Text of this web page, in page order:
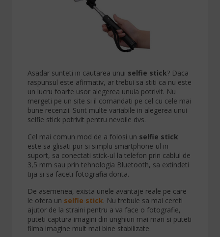
Asadar sunteti in cautarea unui selfie stick? Daca
raspunsul este afirmativ, ar trebui sa stiti ca nu este
un lucru foarte usor alegerea unuia potrivit. Nu
mergeti pe un site si il comandati pe cel cu cele mai
bune recenzii. Sunt multe variabile in alegerea unui
selfie stick potrivit pentru nevoile dvs.
Cel mai comun mod de a folosi un selfie stick
este sa glisati pur si simplu smartphone-ul in
suport, sa conectati stick-ul la telefon prin cablul de
3,5 mm sau prin tehnologia Bluetooth, sa extindeti
tija si sa faceti fotografia dorita.
De asemenea, exista unele avantaje reale pe care
le ofera un selfie stick. Nu trebuie sa mai cereti
ajutor de la straini pentru a va face o fotografie,
puteti captura imagini din unghiuri mai mari si puteti
filma imagine mult mai bine stabilizate.